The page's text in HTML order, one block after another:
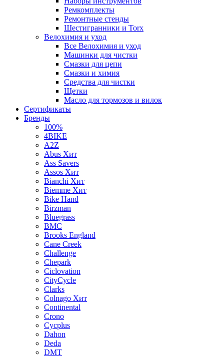
Ремкомплекты
Ремонтные стенды
Шестигранники и Torx
Велохимия и уход
Все Велохимия и уход
Машинки для чистки
Смазки для цепи
Смазки и химия
Средства для чистки
Щетки
Масло для тормозов и вилок
Сертификаты
Бренды
100%
4BIKE
A2Z
Abus Хит
Ass Savers
Assos Хит
Bianchi Хит
Biemme Хит
Bike Hand
Birzman
Bluegrass
BMC
Brooks England
Cane Creek
Challenge
Chepark
Ciclovation
CityCycle
Clarks
Colnago Хит
Continental
Crono
Cycplus
Dahon
Deda
DMT